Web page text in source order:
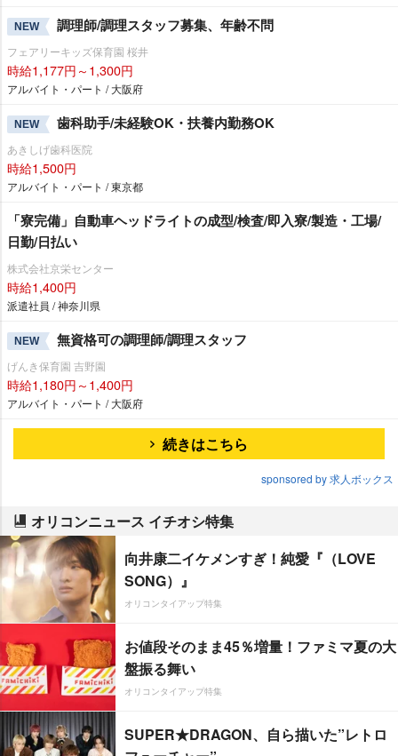
NEW 調理師/調理スタッフ募集、年齢不問
フェアリーキッズ保育園 桜井
時給1,177円～1,300円
アルバイト・パート / 大阪府
NEW 歯科助手/未経験OK・扶養内勤務OK
あきしげ歯科医院
時給1,500円
アルバイト・パート / 東京都
「寮完備」自動車ヘッドライトの成型/検査/即入寮/製造・工場/
日勤/日払い
株式会社京栄センター
時給1,400円
派遣社員 / 神奈川県
NEW 無資格可の調理師/調理スタッフ
げんき保育園 吉野園
時給1,180円～1,400円
アルバイト・パート / 大阪府
続きはこちら
sponsored by 求人ボックス
オリコンニュース イチオシ特集
向井康二イケメンすぎ！純愛『（LOVE
SONG）』
オリコンタイアップ特集
お値段そのまま45％増量！ファミマ夏の大
盤振る舞い
オリコンタイアップ特集
SUPER★DRAGON、自ら描いた”レトロ